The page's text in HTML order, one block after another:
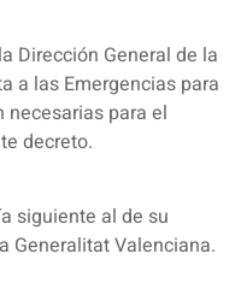
Dirección General de la
a las Emergencias para
para el
decreto.
siguiente al de su
Generalitat Valenciana.